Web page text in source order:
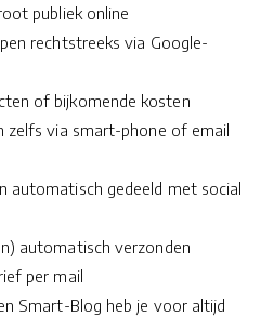
publiek online
rechtstreeks via Google-
of bijkomende kosten
zelfs via smart-phone of email
automatisch gedeeld met social
automatisch verzonden
per mail
Smart-Blog heb je voor altijd